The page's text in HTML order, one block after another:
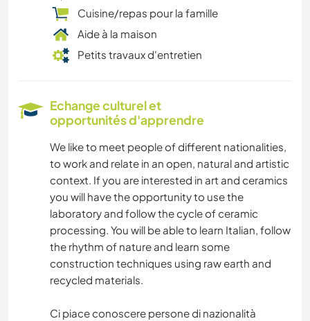
Cuisine/repas pour la famille
Aide à la maison
Petits travaux d'entretien
Echange culturel et
opportunités d'apprendre
We like to meet people of different nationalities,
to work and relate in an open, natural and artistic
context. If you are interested in art and ceramics
you will have the opportunity to use the
laboratory and follow the cycle of ceramic
processing. You will be able to learn Italian, follow
the rhythm of nature and learn some
construction techniques using raw earth and
recycled materials.
Ci piace conoscere persone di nazionalità